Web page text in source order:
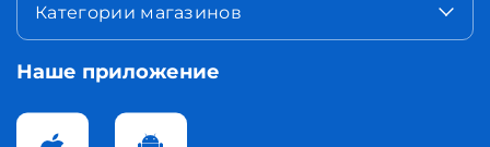
Категории магазинов
Наше приложение